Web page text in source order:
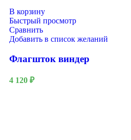
В корзину
Быстрый просмотр
Сравнить
Добавить в список желаний
Флагшток виндер
4 120 ₽